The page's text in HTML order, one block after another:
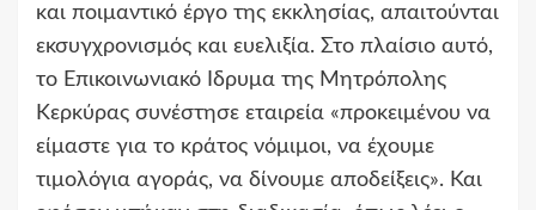
και ποιμαντικό έργο της εκκλησίας, απαιτούνται
εκσυγχρονισμός και ευελιξία. Στο πλαίσιο αυτό,
το Επικοινωνιακό Ιδρυμα της Μητρόπολης
Κερκύρας συνέστησε εταιρεία «προκειμένου να
είμαστε για το κράτος νόμιμοι, να έχουμε
τιμολόγια αγοράς, να δίνουμε αποδείξεις». Και